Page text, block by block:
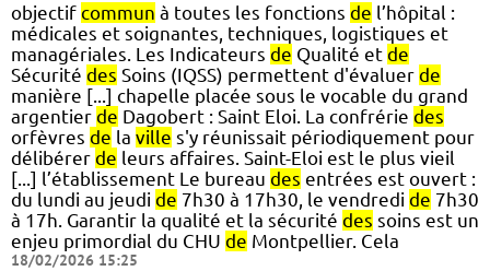
objectif commun à toutes les fonctions de l’hôpital :
médicales et soignantes, techniques, logistiques et
managériales. Les Indicateurs de Qualité et de
Sécurité des Soins (IQSS) permettent d'évaluer de
manière [...] chapelle placée sous le vocable du grand
argentier de Dagobert : Saint Eloi. La confrérie des
orfèvres de la ville s'y réunissait périodiquement pour
délibérer de leurs affaires. Saint-Eloi est le plus vieil
[...] l’établissement Le bureau des entrées est ouvert :
du lundi au jeudi de 7h30 à 17h30, le vendredi de 7h30
à 17h. Garantir la qualité et la sécurité des soins est un
enjeu primordial du CHU de Montpellier. Cela
18/02/2026 15:25